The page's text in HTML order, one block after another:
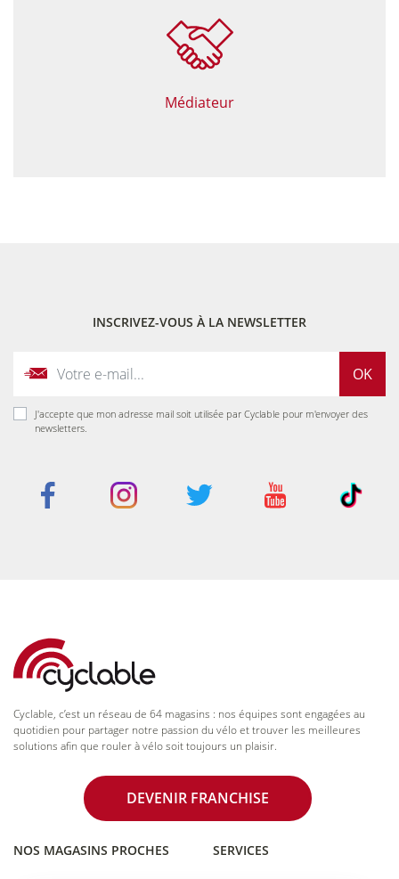
Médiateur
INSCRIVEZ-VOUS À LA NEWSLETTER
OK
J'accepte que mon adresse mail soit utilisée par Cyclable pour m'envoyer des
newsletters.
Cyclable, c’est un réseau de 64 magasins : nos équipes sont engagées au
quotidien pour partager notre passion du vélo et trouver les meilleures
solutions afin que rouler à vélo soit toujours un plaisir.
DEVENIR FRANCHISE
NOS MAGASINS PROCHES SERVICES